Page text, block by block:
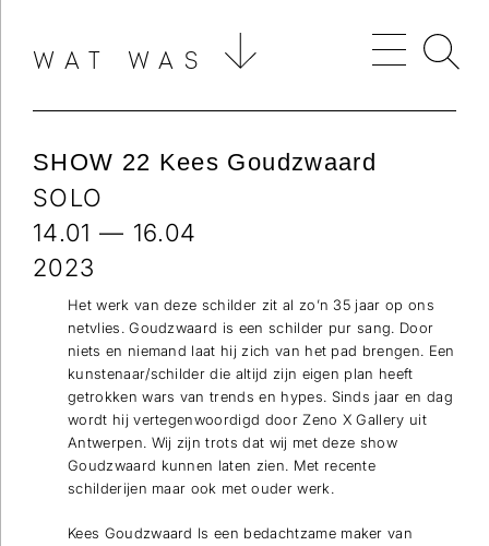
WAT WAS
SHOW 22 Kees Goudzwaard
SOLO
14.01 — 16.04
2023
Het werk van deze schilder zit al zo’n 35 jaar op ons
netvlies. Goudzwaard is een schilder pur sang. Door
niets en niemand laat hij zich van het pad brengen. Een
kunstenaar/schilder die altijd zijn eigen plan heeft
getrokken wars van trends en hypes. Sinds jaar en dag
wordt hij vertegenwoordigd door Zeno X Gallery uit
Antwerpen. Wij zijn trots dat wij met deze show
Goudzwaard kunnen laten zien. Met recente
schilderijen maar ook met ouder werk.
Kees Goudzwaard Is een bedachtzame maker van